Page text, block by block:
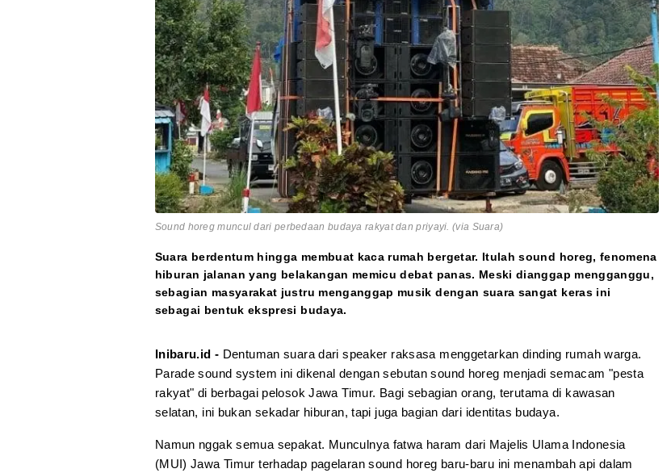
Sound horeg muncul dari perbedaan budaya rakyat dan priyayi. (via Suara)
Suara berdentum hingga membuat kaca rumah bergetar. Itulah sound horeg, fenomena
hiburan jalanan yang belakangan memicu debat panas. Meski dianggap mengganggu,
sebagian masyarakat justru menganggap musik dengan suara sangat keras ini
sebagai bentuk ekspresi budaya.
Inibaru.id - Dentuman suara dari speaker raksasa menggetarkan dinding rumah warga.
Parade sound system ini dikenal dengan sebutan sound horeg menjadi semacam "pesta
rakyat" di berbagai pelosok Jawa Timur. Bagi sebagian orang, terutama di kawasan
selatan, ini bukan sekadar hiburan, tapi juga bagian dari identitas budaya.
Namun nggak semua sepakat. Munculnya fatwa haram dari Majelis Ulama Indonesia
(MUI) Jawa Timur terhadap pagelaran sound horeg baru-baru ini menambah api dalam